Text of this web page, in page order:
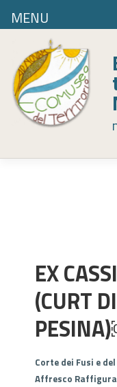
content
EX
(CURT
Corte dei Fusi e
Affresco
MENU